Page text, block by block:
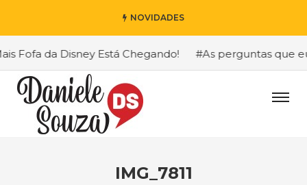
NOVIDADES
da Disney Está Chegando! #As perguntas que eu
IMG_7811